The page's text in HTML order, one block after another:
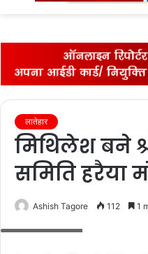
लातेहार
मिथिलेश बने
समिति हरैया
Ashish Tagore 112 1